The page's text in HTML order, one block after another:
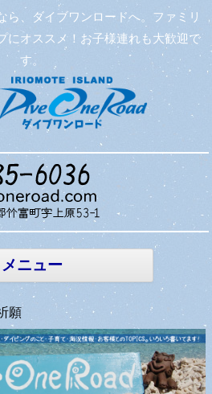
ら、ダイブワンロードへ。ファミリ
にオススメ！お子様連れも大歓迎で
す。
メニュー
コンテン
願